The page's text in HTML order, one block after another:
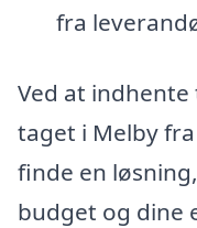
fra
Ved at
taget i Melby
finde en
budget og dine